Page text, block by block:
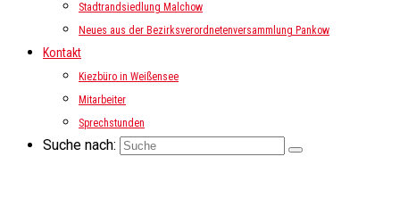
Stadtrandsiedlung Malchow
Neues aus der Bezirksverordnetenversammlung Pankow
Kontakt
Kiezbüro in Weißensee
Mitarbeiter
Sprechstunden
Suche nach: